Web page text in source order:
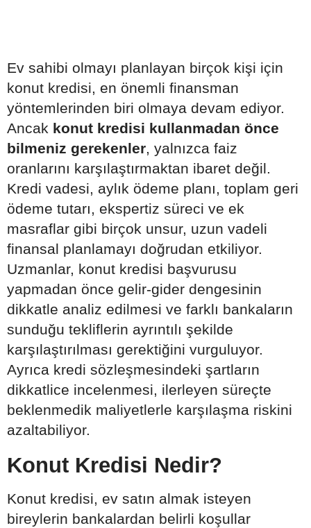
Ev sahibi olmayı planlayan birçok kişi için
konut kredisi, en önemli finansman
yöntemlerinden biri olmaya devam ediyor.
Ancak konut kredisi kullanmadan önce
bilmeniz gerekenler, yalnızca faiz
oranlarını karşılaştırmaktan ibaret değil.
Kredi vadesi, aylık ödeme planı, toplam geri
ödeme tutarı, ekspertiz süreci ve ek
masraflar gibi birçok unsur, uzun vadeli
finansal planlamayı doğrudan etkiliyor.
Uzmanlar, konut kredisi başvurusu
yapmadan önce gelir-gider dengesinin
dikkatle analiz edilmesi ve farklı bankaların
sunduğu tekliflerin ayrıntılı şekilde
karşılaştırılması gerektiğini vurguluyor.
Ayrıca kredi sözleşmesindeki şartların
dikkatlice incelenmesi, ilerleyen süreçte
beklenmedik maliyetlerle karşılaşma riskini
azaltabiliyor.
Konut Kredisi Nedir?
Konut kredisi, ev satın almak isteyen
bireylerin bankalardan belirli koşullar